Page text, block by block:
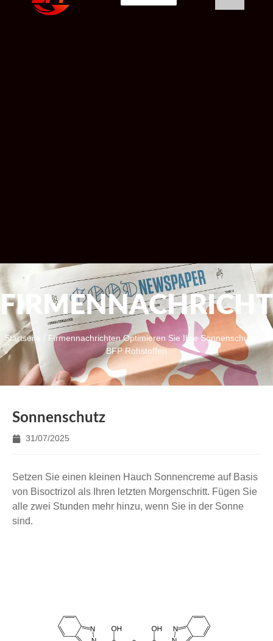
Startseite / FirmennachrichtenOptimieren Sie Ihre Sonnenschutz mit
BFP Rohstoffen
Sonnenschutz
31/07/2025
Setzen Sie einen kleinen Hauch Sonnencreme auf Basis
von Bisoctrizol als Ihren letzten Morgenschritt. Fügen Sie
alle zwei Stunden mehr hinzu, wenn Sie in der Sonne
sind.